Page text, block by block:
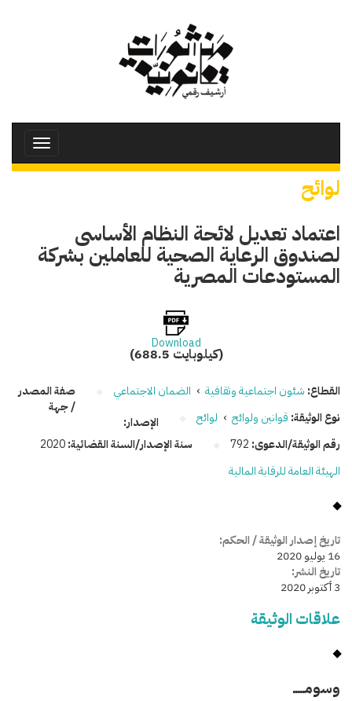
Toggle
لوائح
اعتماد تعديل لائحة النظام الأساسى
لصندوق الرعاية الصحية للعاملين بشركة
المستودعات المصرية
Download
(688.5 كيلوبايت)
القطاع: شئون اجتماعية وثقافية › الضمان الاجتماعي
نوع الوثيقة: قوانين ولوائح › لوائح
رقم الوثيقة/الدعوى: 792 سنة الإصدار/السنة القضائية:2020
صفة المصدر
/ جهة
الإصدار:
الهيئة العامة للرقابة المالية
تاريخ إصدار الوثيقة / الحكم:
16 يوليو 2020
تاريخ النشر:
3 أكتوبر 2020
علاقات الوثيقة
وسومـــــ